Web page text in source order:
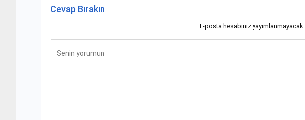
Cevap Bırakın
E-posta hesabınız yayımlanmayacak.